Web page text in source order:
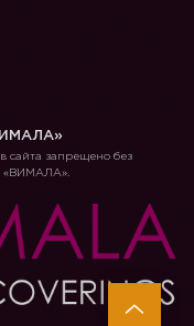
сайта запрещено без
«ВИМАЛА».